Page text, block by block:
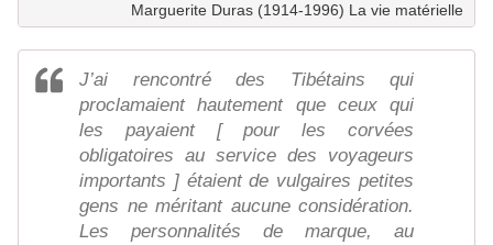
Marguerite Duras (1914-1996) La vie matérielle
J’ai rencontré des Tibétains qui
proclamaient hautement que ceux qui
les payaient [ pour les corvées
obligatoires au service des voyageurs
importants ] étaient de vulgaires petites
gens ne méritant aucune considération.
Les personnalités de marque, au